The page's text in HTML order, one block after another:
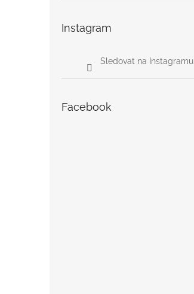
Instagram
Sledovat na Instagramu
Facebook